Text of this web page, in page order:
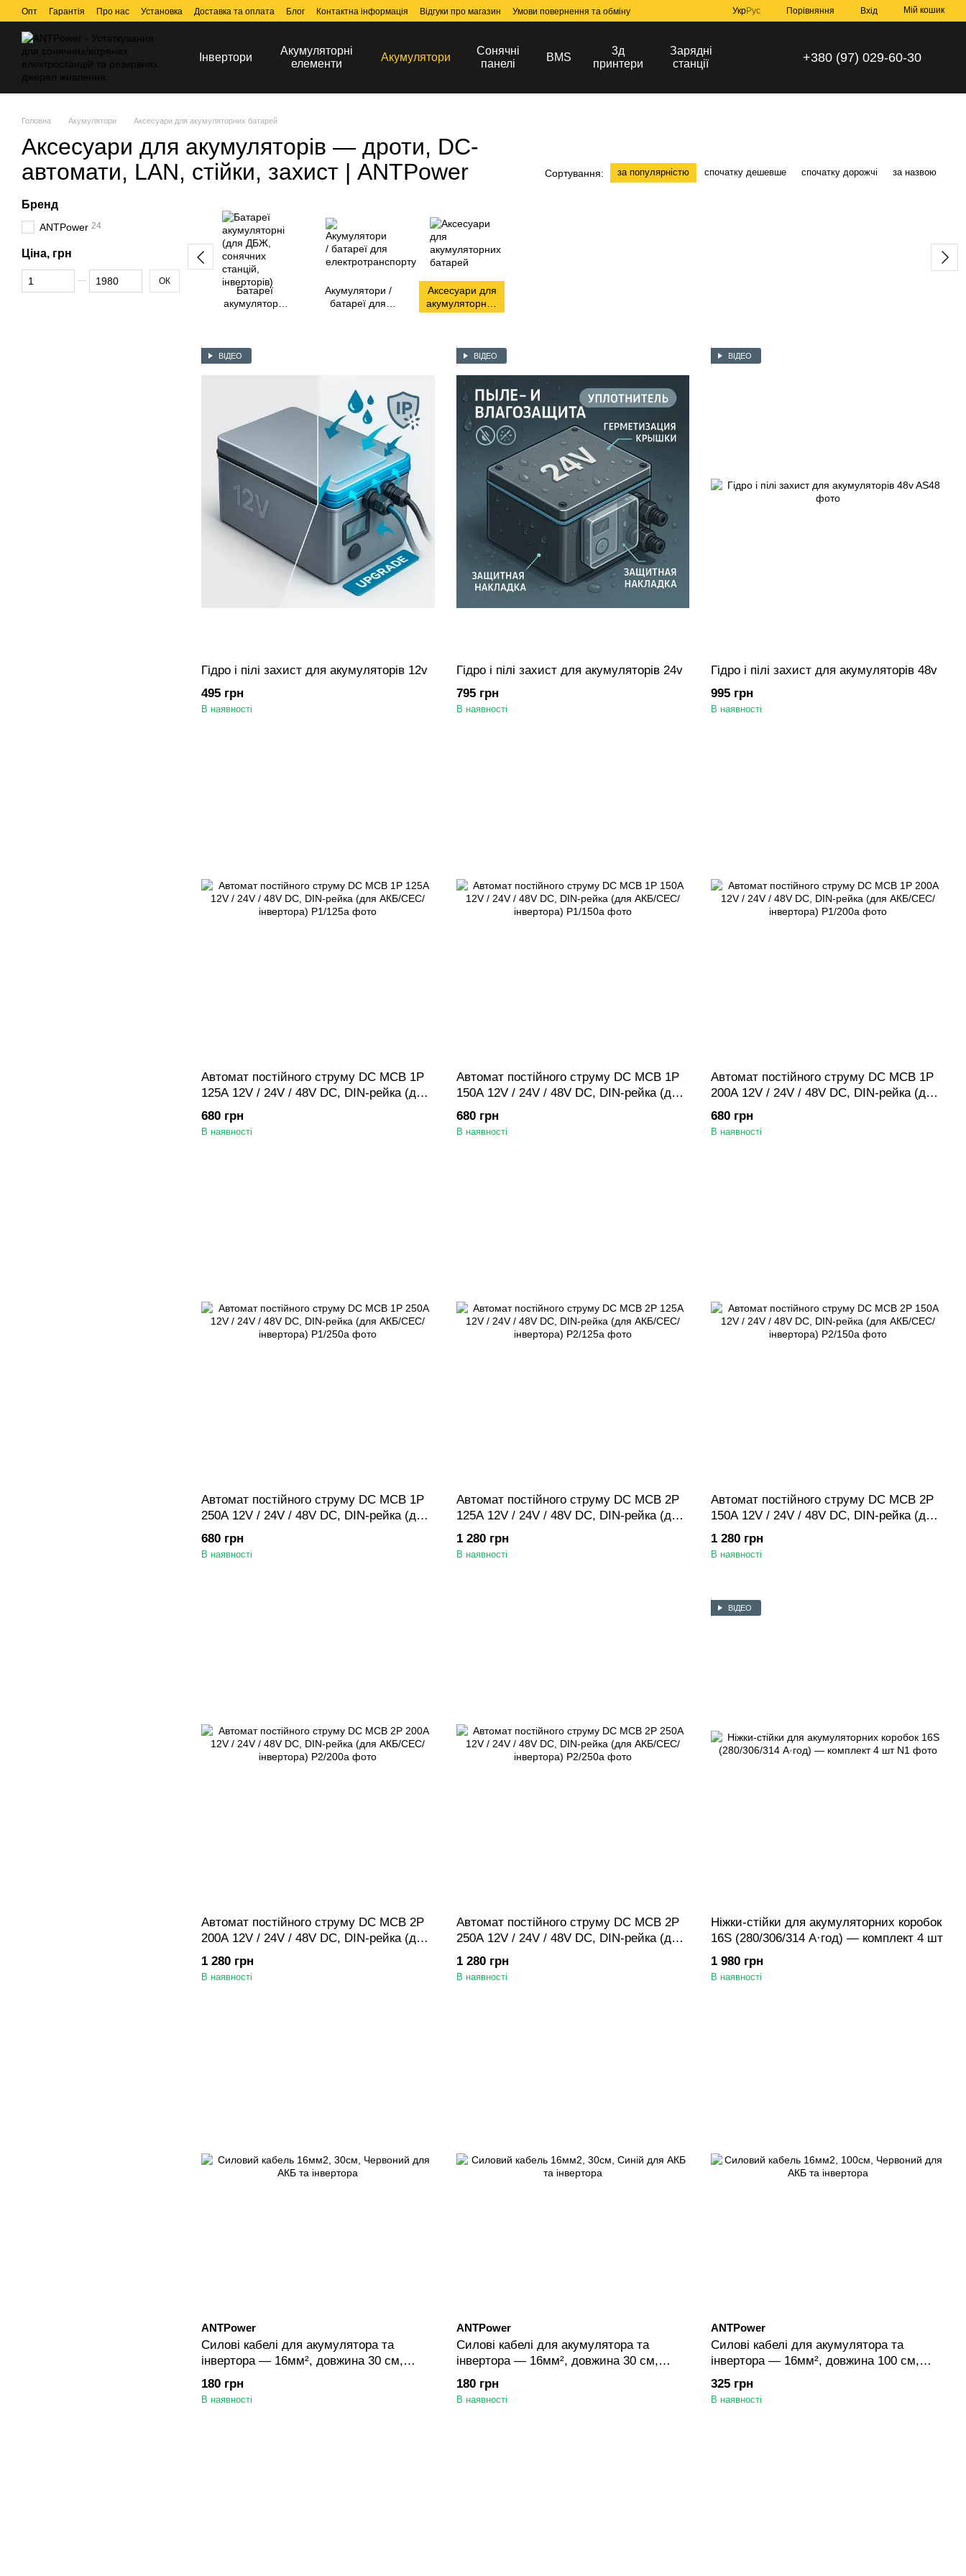
Перейти до основного контенту
Опт Гарантія Про нас Установка Доставка та оплата Блог Контактна інформація Відгуки про магазин Умови повернення та обміну УкрРус Порівняння Вхід Мій кошик
Інвертори
Акумуляторні
елементи
Акумулятори
Сонячні
панелі
BMS
3д
принтери
Зарядні
станції
+380 (97) 029-60-30
Головна Акумулятори Аксесуари для акумуляторних батарей
Аксесуари для акумуляторів — дроти, DC-
автомати, LAN, стійки, захист | ANTPower
Сортування: за популярністю спочатку дешевше спочатку дорожчі за назвою
Батареї
акумуляторні
інверторів)
Акумулятори /
батареї для
Аксесуари для
акумуляторних
батарей
ВІДЕО
Гідро і пілі захист для акумуляторів 12v
495 грн
В наявності
ВІДЕО
Гідро і пілі захист для акумуляторів 24v
795 грн
В наявності
ВІДЕО
Гідро і пілі захист для акумуляторів 48v
995 грн
В наявності
Автомат постійного струму DC MCB 1P
125A 12V / 24V / 48V DC, DIN-рейка (для
АКБ/СЕС/інвертора)
680 грн
В наявності
Автомат постійного струму DC MCB 1P
150A 12V / 24V / 48V DC, DIN-рейка (для
АКБ/СЕС/інвертора)
680 грн
В наявності
Автомат постійного струму DC MCB 1P
200A 12V / 24V / 48V DC, DIN-рейка (для
АКБ/СЕС/інвертора)
680 грн
В наявності
Автомат постійного струму DC MCB 1P
250A 12V / 24V / 48V DC, DIN-рейка (для
АКБ/СЕС/інвертора)
680 грн
В наявності
Автомат постійного струму DC MCB 2P
125A 12V / 24V / 48V DC, DIN-рейка (для
АКБ/СЕС/інвертора)
1 280 грн
В наявності
Автомат постійного струму DC MCB 2P
150A 12V / 24V / 48V DC, DIN-рейка (для
АКБ/СЕС/інвертора)
1 280 грн
В наявності
Автомат постійного струму DC MCB 2P
200A 12V / 24V / 48V DC, DIN-рейка (для
АКБ/СЕС/інвертора)
1 280 грн
В наявності
Автомат постійного струму DC MCB 2P
250A 12V / 24V / 48V DC, DIN-рейка (для
АКБ/СЕС/інвертора)
1 280 грн
В наявності
ВІДЕО
Ніжки-стійки для акумуляторних коробок
16S (280/306/314 А·год) — комплект 4 шт
1 980 грн
В наявності
ANTPower
Силові кабелі для акумулятора та
інвертора — 16мм², довжина 30 см,
наконечники М6/М8/М10 — Червоний
180 грн
В наявності
ANTPower
Силові кабелі для акумулятора та
інвертора — 16мм², довжина 30 см,
наконечники М6/М8/М10 — Синій
180 грн
В наявності
ANTPower
Силові кабелі для акумулятора та
інвертора — 16мм², довжина 100 см,
наконечники М6/М8/М10 — Червоний
325 грн
В наявності
Бренд
ANTPower 24
Ціна, грн
Від Ціна, грн
До Ціна, грн ОК